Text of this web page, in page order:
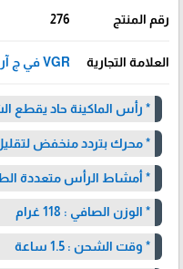
رقم المنتج 276
العلامة التجارية VGR في ج آر
* رأس الماكينة حاد يقطع
* محرك بتردد منخفض
* أمشاط الرأس متعددة
* الوزن الصافي : 118 غرام
* وقت الشحن : 1.5 ساعة